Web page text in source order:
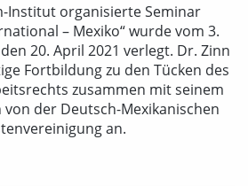
Institut organisierte Seminar
– Mexiko“ wurde vom 3.
20. April 2021 verlegt. Dr. Zinn
Fortbildung zu den Tücken des
zusammen mit seinem
von der Deutsch-Mexikanischen
an.